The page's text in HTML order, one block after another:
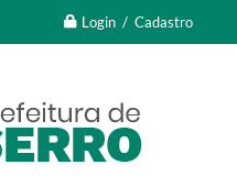
Login / Cadastro